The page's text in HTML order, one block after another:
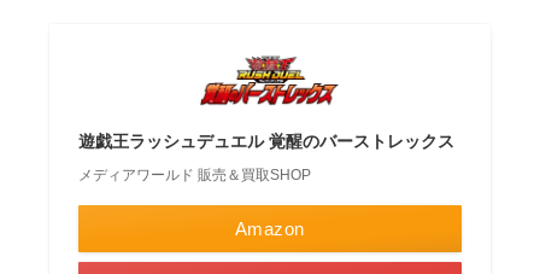
遊戯王ラッシュデュエル 覚醒のバーストレックス
メディアワールド 販売＆買取SHOP
Amazon